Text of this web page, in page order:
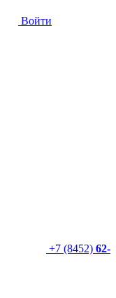
Войти
+7 (8452) 62-